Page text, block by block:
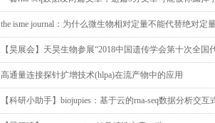
the isme journal：为什么微生物相对定量不能代替绝对定
【昊展会】天昊生物参展“2018中国遗传学会第十次全
高通量连接探针扩增技术(hlpa)在流产物中的应用
【科研小助手】biojupies：基于云的rna-seq数据分析交